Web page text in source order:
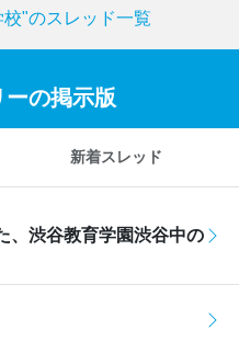
"のスレッド一覧
の掲示版
新着スレッド
、渋谷教育学園渋谷中の